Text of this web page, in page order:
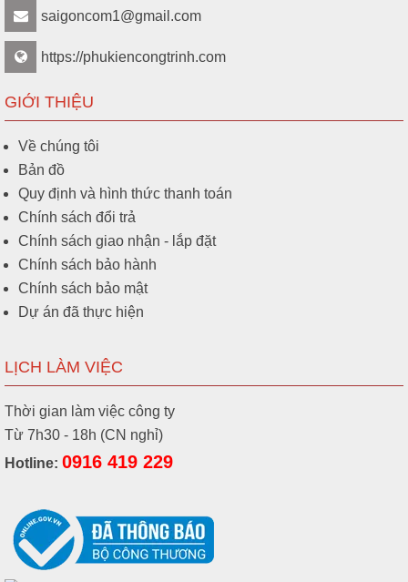
saigoncom1@gmail.com
https://phukiencongtrinh.com
GIỚI THIỆU
Về chúng tôi
Bản đồ
Quy định và hình thức thanh toán
Chính sách đổi trả
Chính sách giao nhận - lắp đặt
Chính sách bảo hành
Chính sách bảo mật
Dự án đã thực hiện
LỊCH LÀM VIỆC
Thời gian làm việc công ty
Từ 7h30 - 18h (CN nghỉ)
Hotline: 0916 419 229